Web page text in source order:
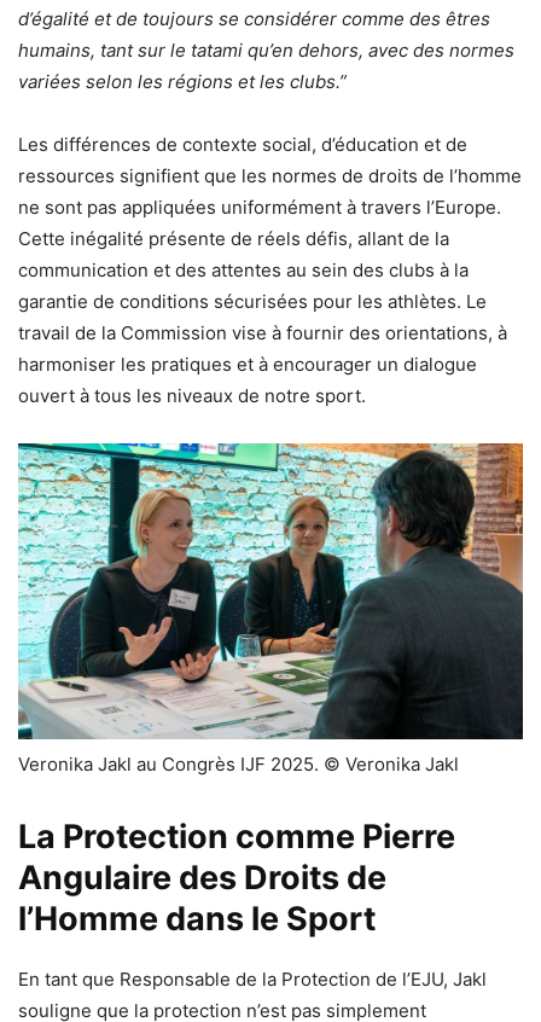
d’égalité et de toujours se considérer comme des êtres
humains, tant sur le tatami qu’en dehors, avec des normes
variées selon les régions et les clubs.”
Les différences de contexte social, d’éducation et de
ressources signifient que les normes de droits de l’homme
ne sont pas appliquées uniformément à travers l’Europe.
Cette inégalité présente de réels défis, allant de la
communication et des attentes au sein des clubs à la
garantie de conditions sécurisées pour les athlètes. Le
travail de la Commission vise à fournir des orientations, à
harmoniser les pratiques et à encourager un dialogue
ouvert à tous les niveaux de notre sport.
Veronika Jakl au Congrès IJF 2025. © Veronika Jakl
La Protection comme Pierre
Angulaire des Droits de
l’Homme dans le Sport
En tant que Responsable de la Protection de l’EJU, Jakl
souligne que la protection n’est pas simplement